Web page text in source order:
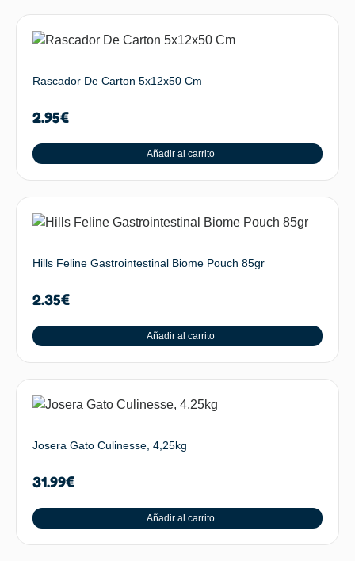
Rascador De Carton 5x12x50 Cm
2.95€
Añadir al carrito
Hills Feline Gastrointestinal Biome Pouch 85gr
2.35€
Añadir al carrito
Josera Gato Culinesse, 4,25kg
31.99€
Añadir al carrito